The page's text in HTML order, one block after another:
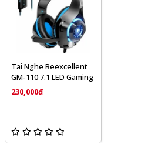
Tai Nghe Beexcellent
GM-110 7.1 LED Gaming
230,000đ